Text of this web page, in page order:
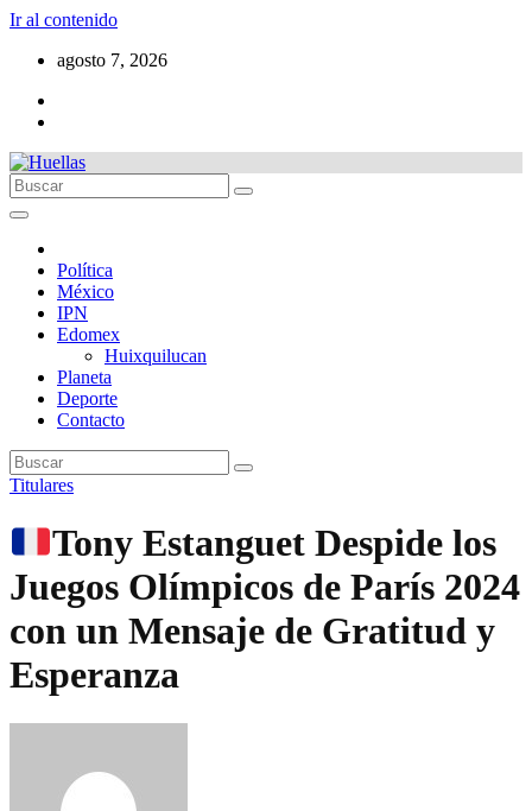
Ir al contenido
agosto 7, 2026
Política
México
IPN
Edomex
Huixquilucan
Planeta
Deporte
Contacto
Titulares
Tony Estanguet Despide los
Juegos Olímpicos de París 2024
con un Mensaje de Gratitud y
Esperanza